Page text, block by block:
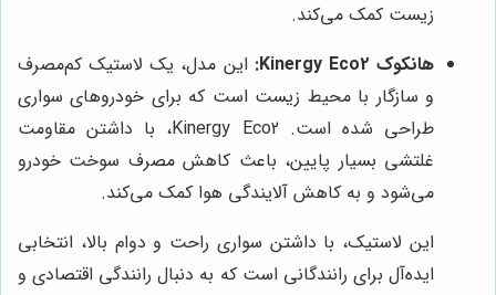
زیست کمک می‌کند.
هانکوک Kinergy Eco2:
این مدل، یک لاستیک کم‌مصرف
و سازگار با محیط زیست است که برای خودروهای سواری
طراحی شده است. Kinergy Eco2، با داشتن مقاومت
غلتشی بسیار پایین، باعث کاهش مصرف سوخت خودرو
می‌شود و به کاهش آلایندگی هوا کمک می‌کند.
این لاستیک، با داشتن سواری راحت و دوام بالا، انتخابی
ایده‌آل برای رانندگانی است که به دنبال رانندگی اقتصادی و